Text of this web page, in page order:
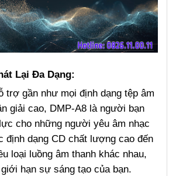
Lại Đa Dạng:
trợ gần như mọi định dạng tệp âm
giải cao, DMP-A8 là người bạn
cho những người yêu âm nhạc
định dạng CD chất lượng cao đến
loại luồng âm thanh khác nhau,
hạn sự sáng tạo của bạn.